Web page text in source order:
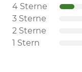
4 Sterne
3 Sterne
2 Sterne
1 Stern